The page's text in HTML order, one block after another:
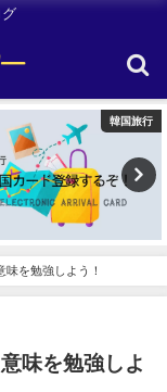
Uncategorized
を勉強しよう！
味を勉強しよ